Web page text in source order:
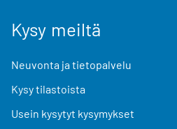
Kysy meiltä
Neuvonta ja tietopalvelu
Kysy tilastoista
Usein kysytyt kysymykset